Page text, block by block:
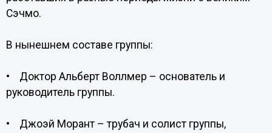
Сэчмо.
В нынешнем составе группы:
• Доктор Альберт Воллмер – основатель и
руководитель группы.
• Джоэй Морант – трубач и солист группы,